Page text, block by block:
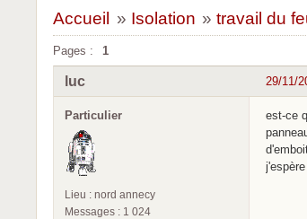
Accueil » Isolation »travail du
Pages : 1
29/11/
luc
Particulier
Lieu : nord annecy
Messages : 1 024
est-ce